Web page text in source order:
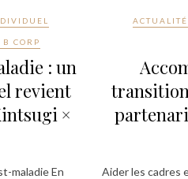
CORP
: un
revient
×
maladie En
ACTUALITÉ
Aider les cadres